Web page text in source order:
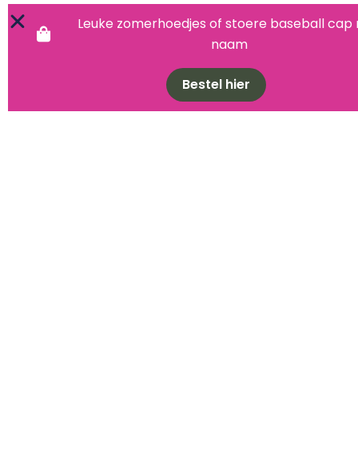
Leuke zomerhoedjes of stoere baseball cap
naam
Bestel hier